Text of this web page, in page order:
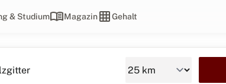
& Studiummenu_bookMagazingrid_onGehalt